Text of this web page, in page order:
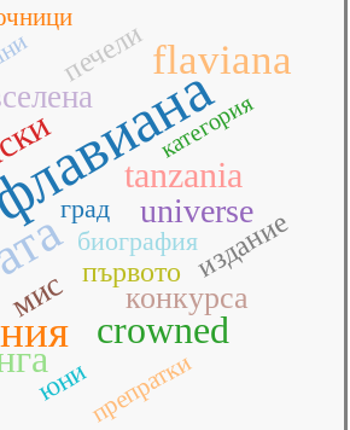
flaviana
crowned
tanzania
universe
мис конкурса
издание
печели
първото
юни
биография
град
препратки
категория